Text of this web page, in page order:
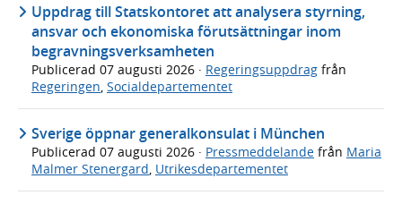
Uppdrag till Statskontoret att analysera styrning,
ansvar och ekonomiska förutsättningar inom
begravningsverksamheten
Publicerad 07 augusti 2026 · Regeringsuppdrag från
Regeringen, Socialdepartementet
Sverige öppnar generalkonsulat i München
Publicerad 07 augusti 2026 · Pressmeddelande från Maria
Malmer Stenergard Utrikesdepartementet